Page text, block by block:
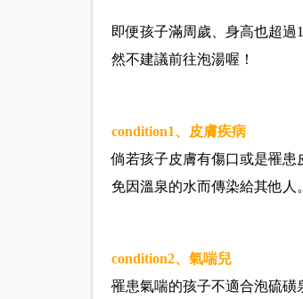
即便孩子滿周歲、身高也超
然不建議前往泡湯喔！
condition1、皮膚疾病
倘若孩子皮膚有傷口或是罹
免因溫泉的水而傳染給其他人。
condition2、氣喘兒
罹患氣喘的孩子不適合泡硫磺